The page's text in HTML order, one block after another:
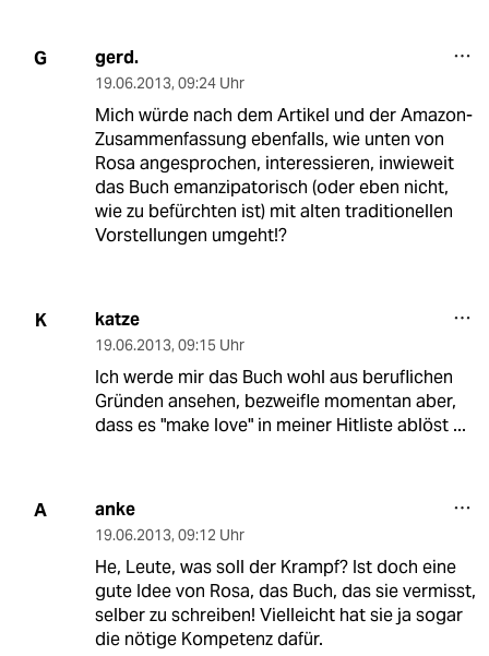
G gerd.
19.06.2013, 09:24 Uhr
Mich würde nach dem Artikel und der Amazon-
Zusammenfassung ebenfalls, wie unten von
Rosa angesprochen, interessieren, inwieweit
das Buch emanzipatorisch (oder eben nicht,
wie zu befürchten ist) mit alten traditionellen
Vorstellungen umgeht!?
K katze
19.06.2013, 09:15 Uhr
Ich werde mir das Buch wohl aus beruflichen
Gründen ansehen, bezweifle momentan aber,
dass es "make love" in meiner Hitliste ablöst ...
A anke
19.06.2013, 09:12 Uhr
He, Leute, was soll der Krampf? Ist doch eine
gute Idee von Rosa, das Buch, das sie vermisst,
selber zu schreiben! Vielleicht hat sie ja sogar
die nötige Kompetenz dafür.